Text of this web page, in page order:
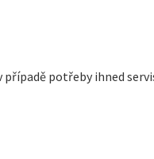
případě potřeby ihned